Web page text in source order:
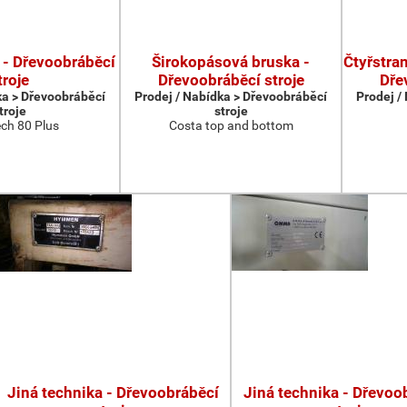
Dřevoobráběcí
> Dřevoobráběcí
80 Plus
Širokopásová bruska -
Dřevoobráběcí stroje
Prodej / Nabídka > Dřevoobráběcí
stroje
Costa top and bottom
Prodej /
Jiná technika - Dřevoobráběcí
Jiná technika -